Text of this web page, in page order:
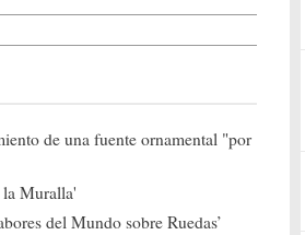
de una fuente ornamental "por
la Muralla'
del Mundo sobre Ruedas’